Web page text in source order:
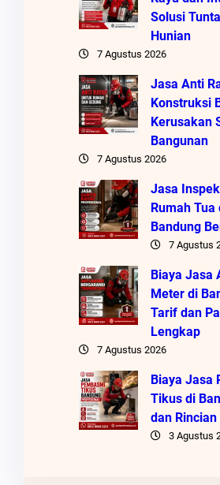
Solusi
Hunian
7 Agustus 2026
Jasa Anti
Konstruksi
Kerusakan
Bangunan
7 Agustus 2026
Jasa
Rumah
Bandung
7 Agustus
Biaya Jasa
Meter di
Tarif dan
Lengkap
7 Agustus 2026
Biaya Jasa
Tikus di
dan
3 Agustus